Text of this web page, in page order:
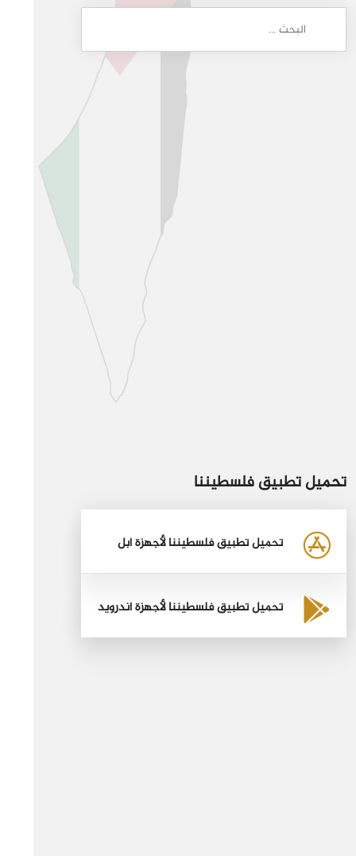
تحميل تطبيق فلسطيننا
تحميل تطبيق فلسطيننا لأجهزة أبل
تحميل تطبيق فلسطيننا لأجهزة أندرويد